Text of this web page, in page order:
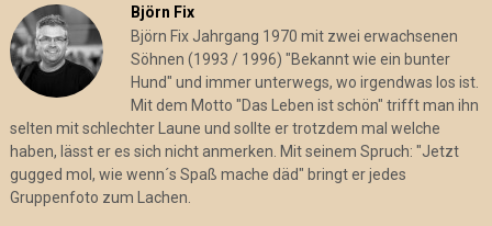
Björn Fix
Björn Fix Jahrgang 1970 mit zwei erwachsenen
Söhnen (1993 / 1996) "Bekannt wie ein bunter
Hund" und immer unterwegs, wo irgendwas los ist.
Mit dem Motto "Das Leben ist schön" trifft man ihn
selten mit schlechter Laune und sollte er trotzdem mal welche
haben, lässt er es sich nicht anmerken. Mit seinem Spruch: "Jetzt
gugged mol, wie wenn´s Spaß mache däd" bringt er jedes
Gruppenfoto zum Lachen.